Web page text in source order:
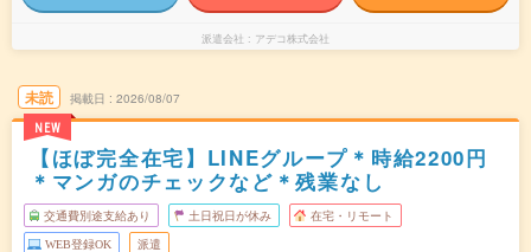
派遣会社 アデコ株式会社
未読
NEW
掲載日 2026/08/07
【ほぼ完全在宅】LINEグループ＊時給2200円
＊マンガのチェックなど＊残業なし
交通費別途支給あり 土日祝日が休み 在宅・リモート
WEB登録OK 派遣